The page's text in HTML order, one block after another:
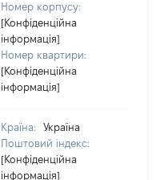
Номер корпусу:
[Конфіденційна
інформація]
Номер квартири:
[Конфіденційна
інформація]
Країна:
Україна
Поштовий індекс:
[Конфіденційна
інформація]